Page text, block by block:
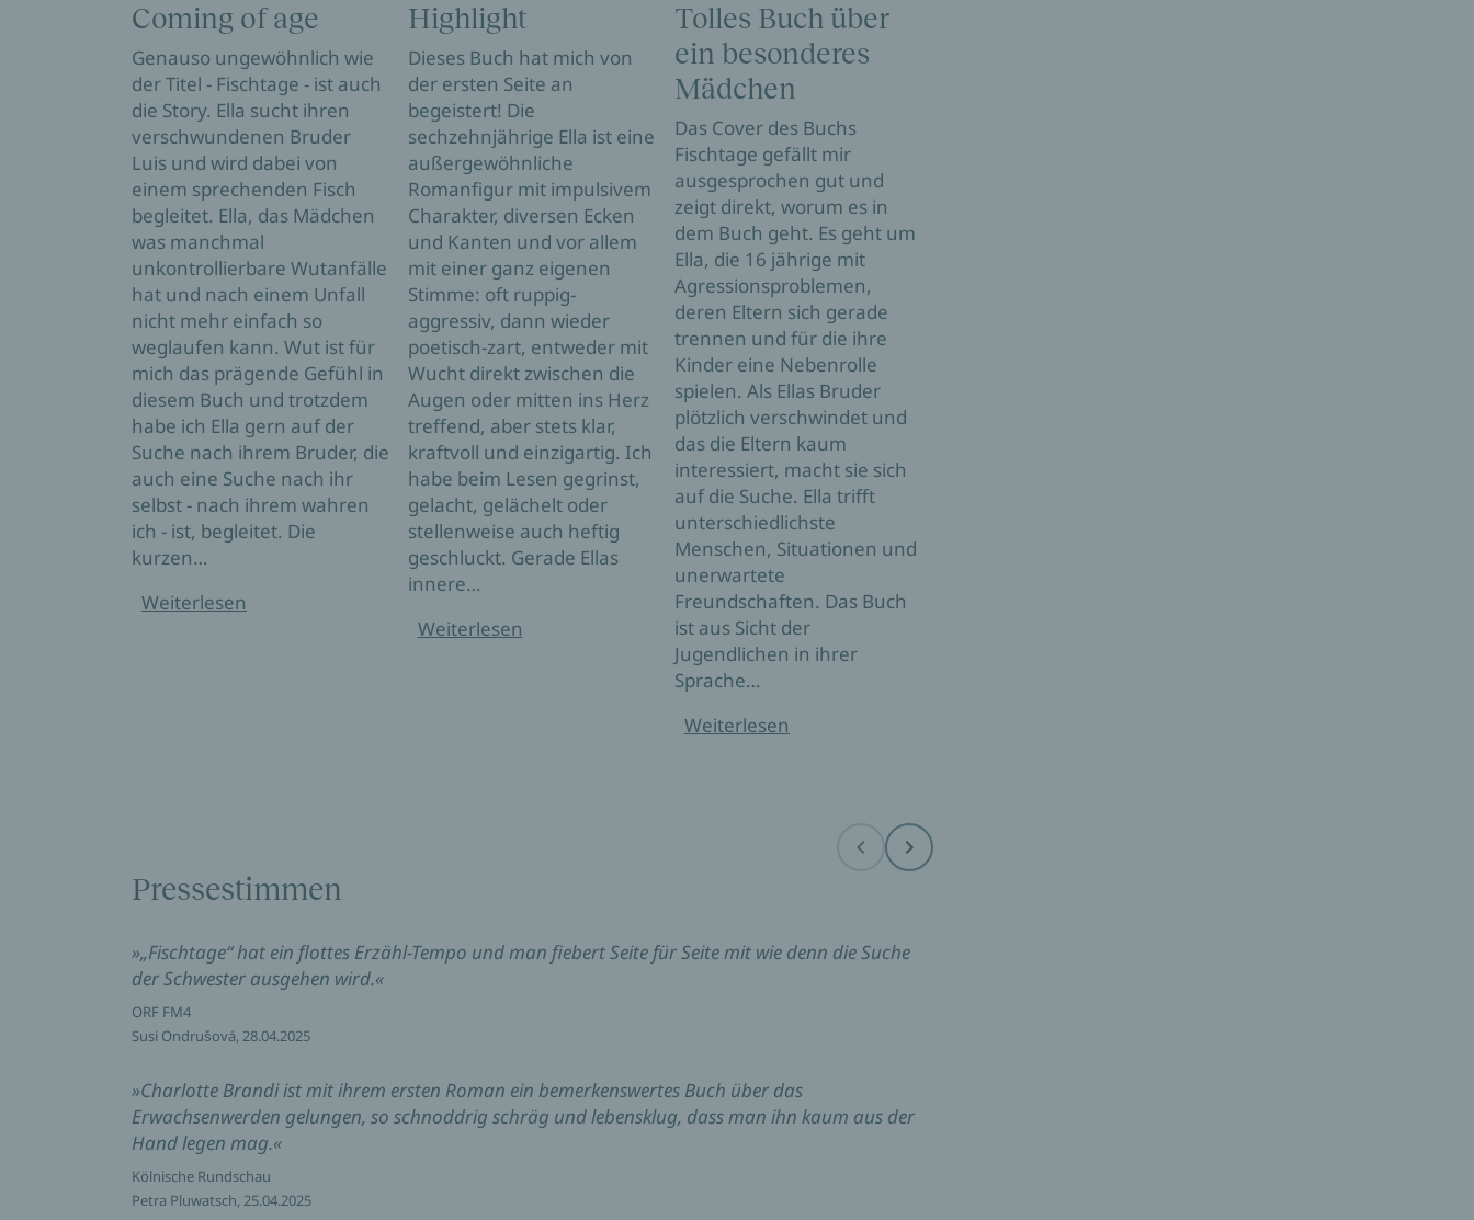
Coming of age
Genauso ungewöhnlich wie
der Titel - Fischtage - ist auch
die Story. Ella sucht ihren
verschwundenen Bruder
Luis und wird dabei von
einem sprechenden Fisch
begleitet. Ella, das Mädchen
was manchmal
unkontrollierbare Wutanfälle
hat und nach einem Unfall
nicht mehr einfach so
weglaufen kann. Wut ist für
mich das prägende Gefühl in
diesem Buch und trotzdem
habe ich Ella gern auf der
Suche nach ihrem Bruder, die
auch eine Suche nach ihr
selbst - nach ihrem wahren
ich - ist, begleitet. Die
kurzen…
Weiterlesen
Highlight
Dieses Buch hat mich von
der ersten Seite an
begeistert! Die
sechzehnjährige Ella ist eine
außergewöhnliche
Romanfigur mit impulsivem
Charakter, diversen Ecken
und Kanten und vor allem
mit einer ganz eigenen
Stimme: oft ruppig-
aggressiv, dann wieder
poetisch-zart, entweder mit
Wucht direkt zwischen die
Augen oder mitten ins Herz
treffend, aber stets klar,
kraftvoll und einzigartig. Ich
habe beim Lesen gegrinst,
gelacht, gelächelt oder
stellenweise auch heftig
geschluckt. Gerade Ellas
innere…
Weiterlesen
Tolles Buch über
ein besonderes
Mädchen
Das Cover des Buchs
Fischtage gefällt mir
ausgesprochen gut und
zeigt direkt, worum es in
dem Buch geht. Es geht um
Ella, die 16 jährige mit
Agressionsproblemen,
deren Eltern sich gerade
trennen und für die ihre
Kinder eine Nebenrolle
spielen. Als Ellas Bruder
plötzlich verschwindet und
das die Eltern kaum
interessiert, macht sie sich
auf die Suche. Ella trifft
unterschiedlichste
Menschen, Situationen und
unerwartete
Freundschaften. Das Buch
ist aus Sicht der
Jugendlichen in ihrer
Sprache…
Weiterlesen
Before Next
Pressestimmen
»„Fischtage“ hat ein flottes Erzähl-Tempo und man fiebert Seite für Seite mit wie denn die Suche
der Schwester ausgehen wird.«
ORF FM4
Susi Ondrušová, 28.04.2025
»Charlotte Brandi ist mit ihrem ersten Roman ein bemerkenswertes Buch über das
Erwachsenwerden gelungen, so schnoddrig schräg und lebensklug, dass man ihn kaum aus der
Hand legen mag.«
Kölnische Rundschau
Petra Pluwatsch, 25.04.2025